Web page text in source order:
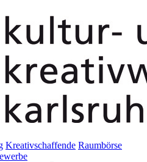
Kreativschaffende Raumbörse